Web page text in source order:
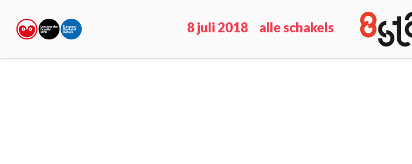
8 juli 2018 alle schakels